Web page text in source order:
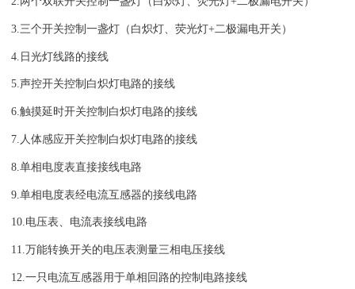
3.三个开关控制一盏灯（白炽灯、荧光灯+二极漏电开关）
4.日光灯线路的接线
5.声控开关控制白炽灯电路的接线
6.触摸延时开关控制白炽灯电路的接线
7.人体感应开关控制白炽灯电路的接线
8.单相电度表直接接线电路
9.单相电度表经电流互感器的接线电路
10.电压表、电流表接线电路
11.万能转换开关的电压表测量三相电压接线
12.一只电流互感器用于单相回路的控制电路接线